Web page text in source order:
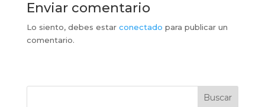
Enviar comentario
Lo siento, debes estar conectado para publicar un
comentario.
Buscar